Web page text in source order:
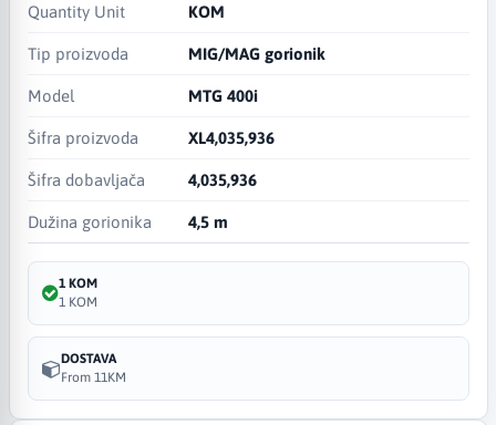
Quantity Unit KOM
Tip proizvoda MIG/MAG gorionik
Model MTG 400i
Šifra proizvoda XL4,035,936
Šifra dobavljača 4,035,936
Dužina gorionika 4,5 m
1 KOM
1 KOM
DOSTAVA
From 11KM